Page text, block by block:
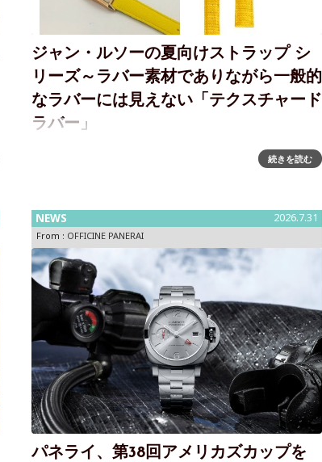
ジャン・ルソーの夏向けストラップ シ
リーズ～ラバー素材でありながら一般的
なラバーには見えない「テクスチャード
ラバー」
ヴィンテージウォッチ愛好家に朗報～夏に備えてレザー
ストラップを衣替え猛暑が予想されている今年の夏は、
はり重厚で渋い雰囲気のレザースト
続きを読む
NEWS 2026.7.31
From : OFFICINE PANERAI
パネライ、第38回アメリカズカップを